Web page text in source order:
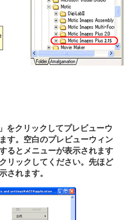
をクリックしてプレビューウ
す。空白のプレビューウィン
るとメニューが表示されます
リックしてください。先ほど
されます。